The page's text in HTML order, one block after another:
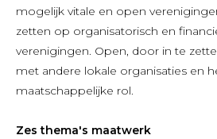
mogelijk vitale en open
zetten op organisatorisch en
verenigingen. Open, door in te
met andere lokale organisaties en
maatschappelijke rol.
Zes thema's maatwerk